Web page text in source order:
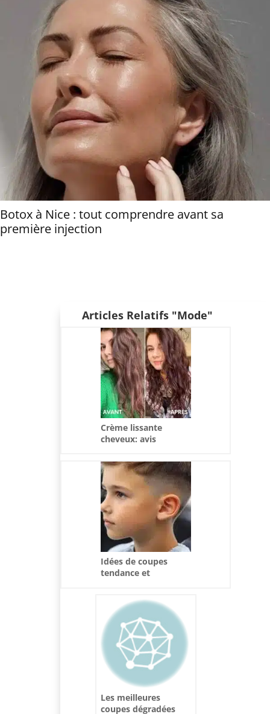
Articles Relatifs "Mode"
Crème lissante
cheveux: avis
recommandations
adaptées
Idées de coupes
tendance et
Les meilleures
coupes dégradées
Botox à Nice : tout comprendre avant sa
première injection